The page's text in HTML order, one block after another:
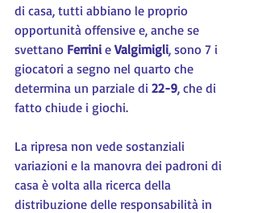
di casa, tutti abbiano le proprio
opportunità offensive e, anche se
svettano Ferrini e Valgimigli, sono 7 i
giocatori a segno nel quarto che
determina un parziale di 22-9, che di
fatto chiude i giochi.
La ripresa non vede sostanziali
variazioni e la manovra dei padroni di
casa è volta alla ricerca della
distribuzione delle responsabilità in